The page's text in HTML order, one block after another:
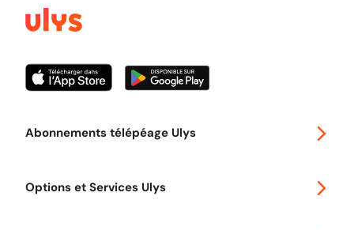
Abonnements télépéage Ulys
Options et Services Ulys